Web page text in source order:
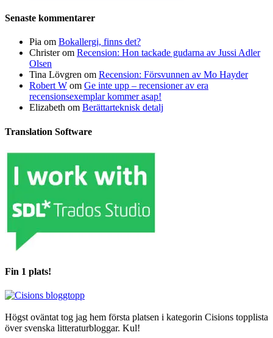
Senaste kommentarer
Pia om Bokallergi, finns det?
Christerom Recension: Hon tackade gudarna av Jussi Adler
Olsen
Tina Lövgren om Recension: Försvunnen av Mo Hayder
Robert W om Ge inte upp – recensioner av era
recensionsexemplar kommer asap!
Elizabeth om Berättarteknisk detalj
Translation Software
Fin 1 plats!
Högst oväntat tog jag hem första platsen i kategorin Cisions topplista
över svenska litteraturbloggar. Kul!